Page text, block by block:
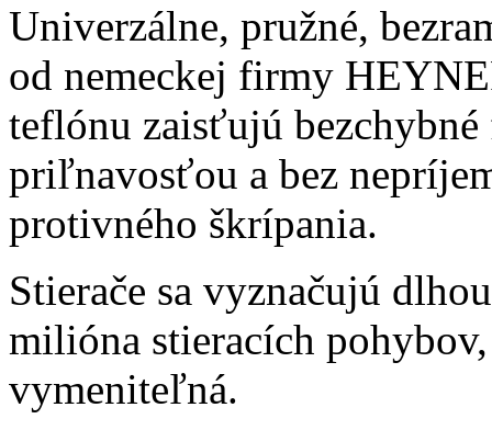
Univerzálne, pružné,
od nemeckej firmy
teflónu zaisťujú
priľnavosťou a bez
protivného škrípania.
Stierače sa vyznačujú
milióna stieracích
vymeniteľná.